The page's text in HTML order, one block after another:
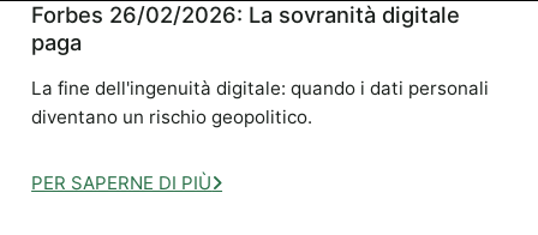
Forbes 26/02/2026: La sovranità digitale
paga
La fine dell'ingenuità digitale: quando i dati personali
diventano un rischio geopolitico.
PER SAPERNE DI PIÙ